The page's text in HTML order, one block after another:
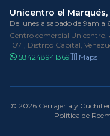
Unicentro el
De lunes a sabado de 9am a
Centro comercial Unicentro,
1071, Distrito Capital,
584248941369
Maps
© 2026 Cerrajería y
·
Política de